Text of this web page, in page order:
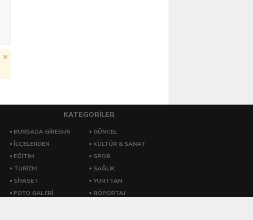
KATEGORİLER
BURSADA GİRESUN
GÜNCEL
İLÇELERDEN
KÜLTÜR & SANAT
EĞİTİM
SPOR
TURİZM
SAĞLIK
SİYASET
YURTTAN
FOTO GALERİ
RÖPORTAJ